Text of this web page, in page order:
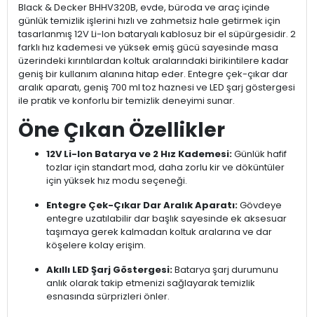
Black & Decker BHHV320B, evde, büroda ve araç içinde
günlük temizlik işlerini hızlı ve zahmetsiz hale getirmek için
tasarlanmış 12V Li-Ion bataryalı kablosuz bir el süpürgesidir. 2
farklı hız kademesi ve yüksek emiş gücü sayesinde masa
üzerindeki kırıntılardan koltuk aralarındaki birikintilere kadar
geniş bir kullanım alanına hitap eder. Entegre çek-çıkar dar
aralık aparatı, geniş 700 ml toz haznesi ve LED şarj göstergesi
ile pratik ve konforlu bir temizlik deneyimi sunar.
Öne Çıkan Özellikler
12V Li-Ion Batarya ve 2 Hız Kademesi:Günlük hafif
tozlar için standart mod, daha zorlu kir ve döküntüler
için yüksek hız modu seçeneği.
Entegre Çek-Çıkar Dar Aralık Aparatı:Gövdeye
entegre uzatılabilir dar başlık sayesinde ek aksesuar
taşımaya gerek kalmadan koltuk aralarına ve dar
köşelere kolay erişim.
Akıllı LED Şarj Göstergesi:Batarya şarj durumunu
anlık olarak takip etmenizi sağlayarak temizlik
esnasında sürprizleri önler.